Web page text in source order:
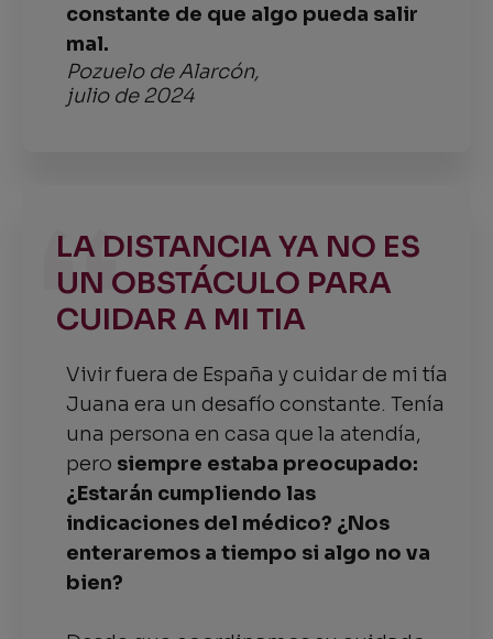
constante de que algo pueda salir
mal.
Pozuelo de Alarcón,
julio de 2024
LA DISTANCIA YA NO ES
UN OBSTÁCULO PARA
CUIDAR A MI TIA
Vivir fuera de España y cuidar de mi tía
Juana era un desafío constante. Tenía
una persona en casa que la atendía,
pero siempre estaba preocupado:
¿Estarán cumpliendo las
indicaciones del médico? ¿Nos
enteraremos a tiempo si algo no va
bien?